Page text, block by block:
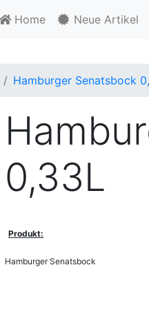
Home Neue Artikel
Hamburger Senatsbock
0,33L
Produkt:
Hamburger Senatsbock